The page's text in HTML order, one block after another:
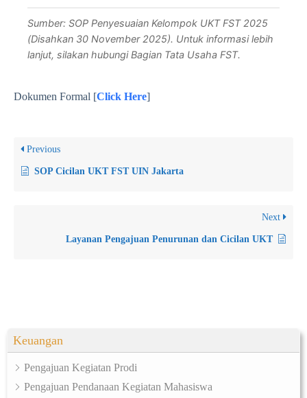
Keuangan
Pengajuan Kegiatan Prodi
Pengajuan Pendanaan Kegiatan Mahasiswa
Sumber: SOP Penyesuaian Kelompok UKT FST 2025
(Disahkan 30 November 2025). Untuk informasi lebih
lanjut, silakan hubungi Bagian Tata Usaha FST.
Dokumen Formal [Click Here]
Previous
SOP Cicilan UKT FST UIN Jakarta
Next
Layanan Pengajuan Penurunan dan Cicilan UKT